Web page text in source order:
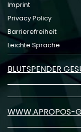
Imprint
Privacy Policy
Barrierefreiheit
Leichte Sprache
BLUTSPENDER
WWW.APROPOS-